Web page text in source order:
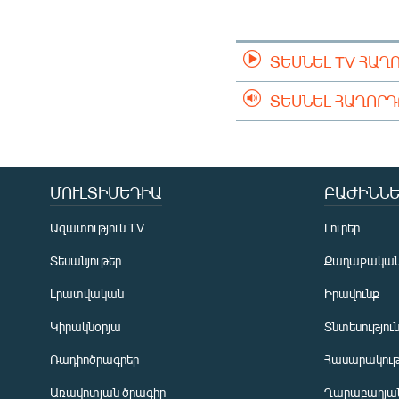
ԿՈՐՈՆԱՎԻՐՈՒՍ
ԱՐԽԻՎ
ՏԵՍԱՆՅՈՒԹԵՐ
ԲԱՆԱՎԵՃ
ՁԳՏԵԼՈՎ ԼԱՎԱԳՈՒՅՆԻՆ
ՓՈԴՔԱՍԹ
ՏԵՍՆԵԼ TV
ՏԵՍՆԵԼ
ՄՈՒԼՏԻՄԵԴԻԱ
Ազատություն TV
Տեսանյութեր
Լրատվական
Կիրակնօրյա
Ռադիոծրագրեր
Առավոտյան ծրագիր
Լուրեր
Իրավունք
Տնտեսություն